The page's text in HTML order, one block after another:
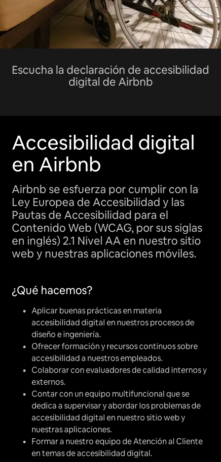
Escucha la declaración de accesibilidad
digital de Airbnb
Accesibilidad digital
en Airbnb
Airbnb se esfuerza por cumplir con la
Ley Europea de Accesibilidad y las
Pautas de Accesibilidad para el
Contenido Web (WCAG, por sus siglas
en inglés) 2.1 Nivel AA en nuestro sitio
web y nuestras aplicaciones móviles.
¿Qué hacemos?
Aplicar buenas prácticas en materia
accesibilidad digital en nuestros procesos de
diseño e ingeniería.
Ofrecer formación y recursos continuos sobre
accesibilidad a nuestros empleados.
Colaborar con evaluadores de calidad internos y
externos.
Contar con un equipo multifuncional que se
dedica a supervisar y abordar los problemas de
accesibilidad digital en nuestro sitio web y
nuestras aplicaciones.
Formar a nuestro equipo de Atención al Cliente
en temas de accesibilidad digital.